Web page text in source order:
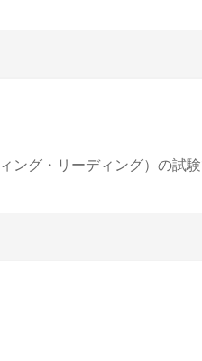
グ・リーディング）の試